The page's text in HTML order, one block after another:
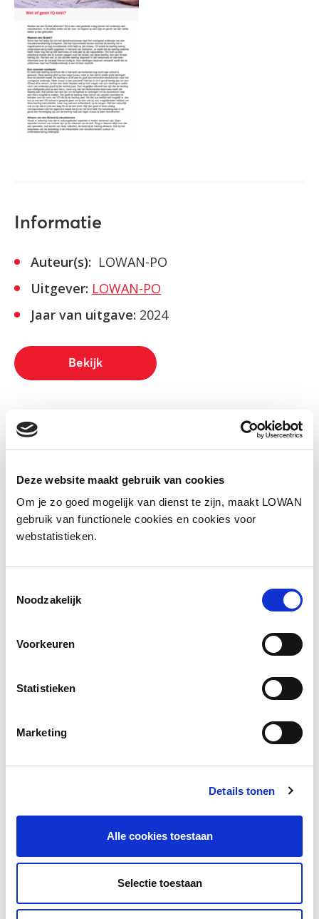
Deze website maakt gebruik van cookies
Om je zo goed mogelijk van dienst te zijn, maakt LOWAN
gebruik van functionele cookies en cookies voor
webstatistieken.
Noodzakelijk
Voorkeuren
Statistieken
Marketing
Details tonen
Alle cookies toestaan
Selectie toestaan
Informatie
Auteur(s): LOWAN-PO
Uitgever: LOWAN-PO
Jaar van uitgave: 2024
Bekijk
Facebook
Andere bezoekers bekeken ook
De toetsscores van 529 nieuwkomers zijn